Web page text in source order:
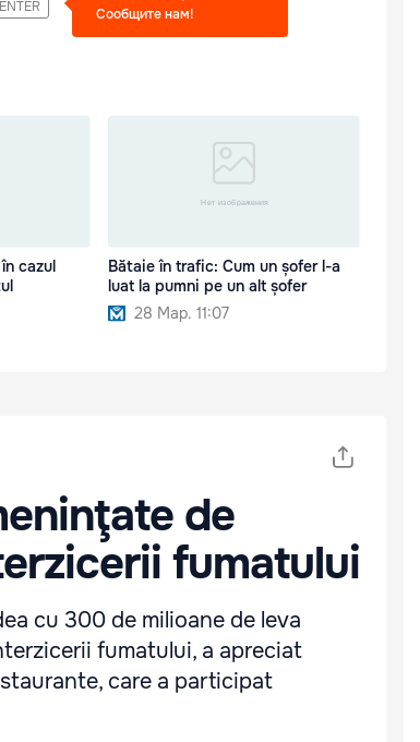
ENTER
Сообщите нам!
cazul
Bătaie în trafic: Cum un șofer l-a
luat la pumni pe un alt șofer
28 Мар. 11:07
de
fumatului
cu 300 de milioane de leva
fumatului, a apreciat
care a participat